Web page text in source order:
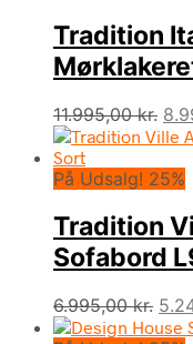
Tradition
11.995,00kr.
var:
På Udsalg! 25%
Tradition
Sofabord
6.995,00kr. Den